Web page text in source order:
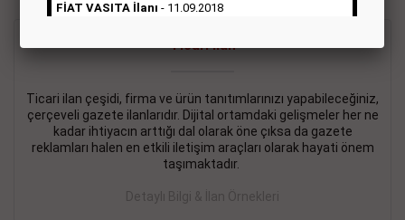
Ticari İlan
Ticari ilan çeşidi, firma ve ürün tanıtımlarınızı yapabileceğiniz,
çerçeveli gazete ilanlarıdır. Dijital ortamdaki gelişmeler her ne
kadar ihtiyacın arttığı dal olarak öne çıksa da gazete
reklamları halen en etkili iletişim araçları olarak hayati önem
taşımaktadır.
Detaylı Bilgi & İlan Örnekleri
FİAT VASITA İlanı - 11.09.2018
2.800.000e kurumsal mağaza.
BAKIRKÖY SATILIK İlanı- 11.09.2018
KARTALTEPEde kelepir 2+ 1 satılık daire